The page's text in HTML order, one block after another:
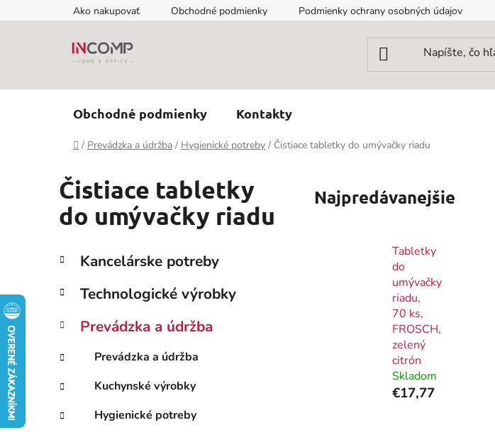
na
Ako nakupovať Obchodné podmienky Podmienky ochrany osobných údajov
Obchodné podmienky Kontakty
Domov
/ Prevádzka a údržba / Hygienické potreby / Čistiace tabletky do umývačky riadu
Čistiace tabletky
do umývačky riadu
B
č
ý
a
n
l
Preskočiť
kategórie
K
a
e
ó
i
Kancelárske potreby
Technologické výrobky
Prevádzka a údržba
Prevádzka a údržba
Kuchynské výrobky
Hygienické potreby
Najpredávanejšie
Tabletky
do
umývačky
riadu,
70 ks,
FROSCH,
zelený
citrón
Skladom
€17,77